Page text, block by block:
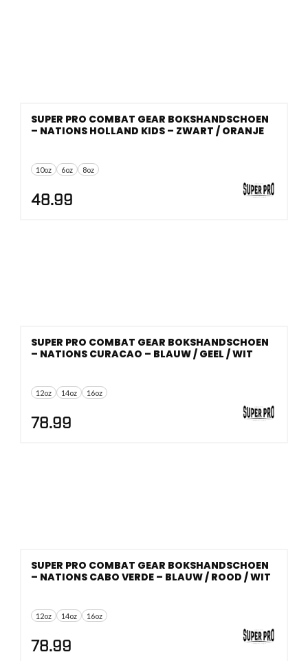
10oz 6oz 8oz
SUPER PRO COMBAT GEAR BOKSHANDSCHOEN
– NATIONS HOLLAND KIDS – ZWART / ORANJE
48.99
12oz 14oz 16oz
SUPER PRO COMBAT GEAR BOKSHANDSCHOEN
– NATIONS CURACAO – BLAUW / GEEL / WIT
78.99
12oz 14oz 16oz
SUPER PRO COMBAT GEAR BOKSHANDSCHOEN
– NATIONS CABO VERDE – BLAUW / ROOD / WIT
78.99